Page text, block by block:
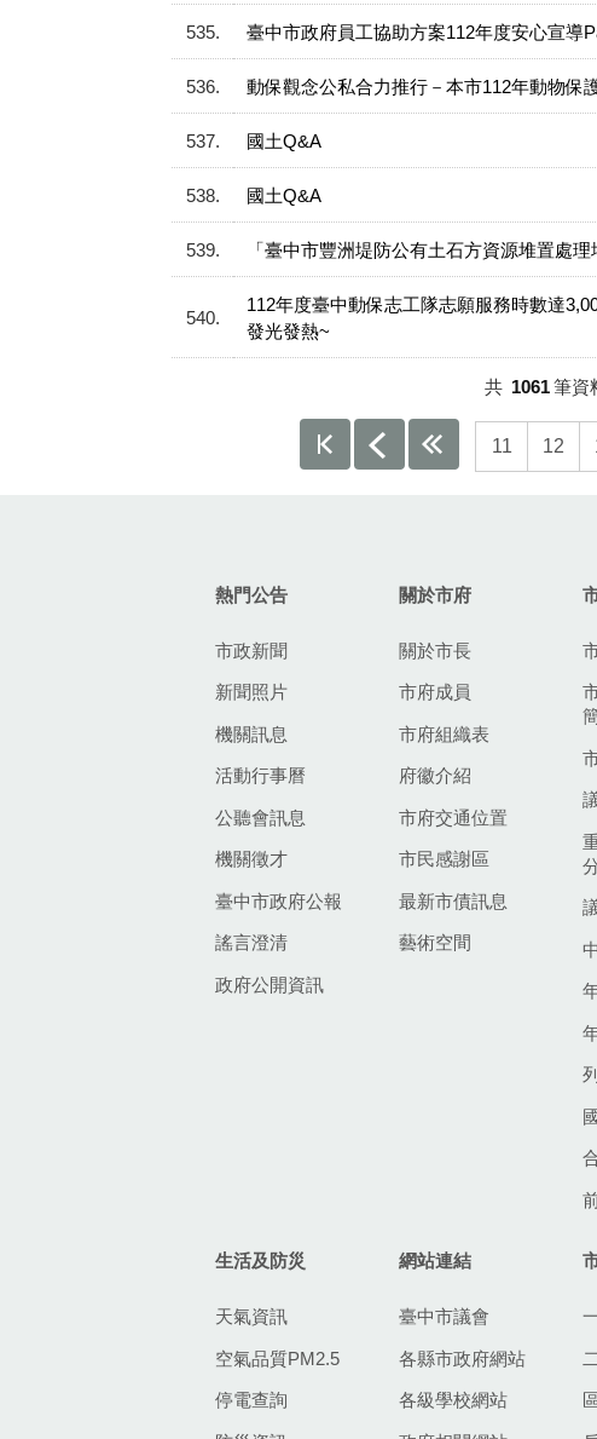
535 臺中市政府員工協助方案112年度安心宣導
536 動保觀念公私合力推行－本市112年動物保
537 國土Q&A
538 國土Q&A
539 「臺中市豐洲堤防公有土石方資源堆置處
540
112年度臺中動保志工隊志願服務時數達
發光發熱~
共 1061筆資
11 12
熱門公告
市政新聞
新聞照片
機關訊息
活動行事曆
公聽會訊息
機關徵才
臺中市政府公報
謠言澄清
政府公開資訊
關於市府
關於市長
市府成員
市府組織表
府徽介紹
市府交通位置
市民感謝區
最新市債訊息
藝術空間
生活及防災
天氣資訊
空氣品質PM2.5
停電查詢
網站連結
臺中市議會
各縣市政府網站
各級學校網站